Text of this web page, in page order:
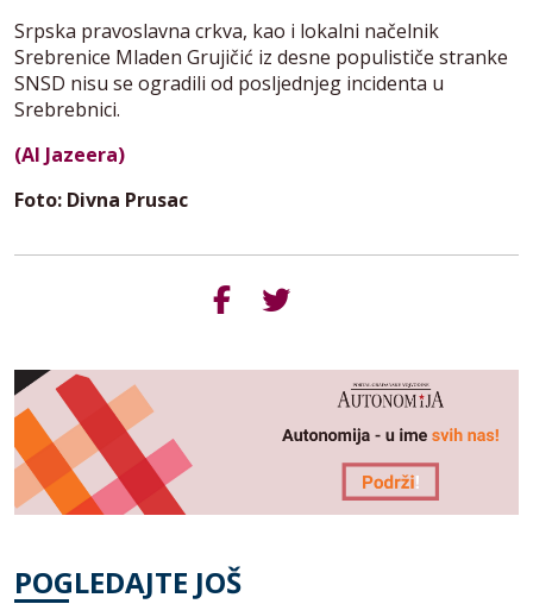
Srpska pravoslavna crkva, kao i lokalni načelnik
Srebrenice Mladen Grujičić iz desne populističe stranke
SNSD nisu se ogradili od posljednjeg incidenta u
Srebrebnici.
(Al Jazeera)
Foto: Divna Prusac
POGLEDAJTE JOŠ